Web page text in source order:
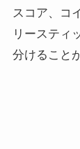
スコア、コ
リースティ
分けること